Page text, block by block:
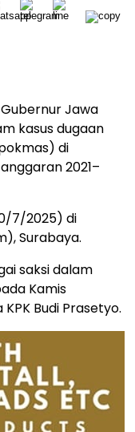
Jawa
kasus dugaan
di
2021–
7/2025) di
Surabaya.
saksi dalam
Kamis
Budi Prasetyo.